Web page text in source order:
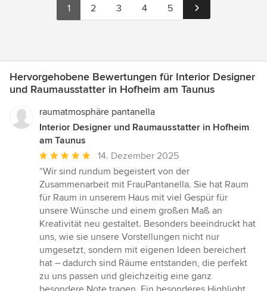
1 2 3 4 5
Hervorgehobene Bewertungen für Interior Designer
und Raumausstatter in Hofheim am Taunus
raumatmosphäre pantanella
Interior Designer und Raumausstatter in Hofheim
am Taunus
Durchschnittliche
Bewertung:
5
von
5
Sternen
14. Dezember 2025
“Wir sind rundum begeistert von der
Zusammenarbeit mit FrauPantanella. Sie hat Raum
für Raum in unserem Haus mit viel Gespür für
unsere Wünsche und einem großen Maß an
Kreativität neu gestaltet. Besonders beeindruckt hat
uns, wie sie unsere Vorstellungen nicht nur
umgesetzt, sondern mit eigenen Ideen bereichert
hat – dadurch sind Räume entstanden, die perfekt
zu uns passen und gleichzeitig eine ganz